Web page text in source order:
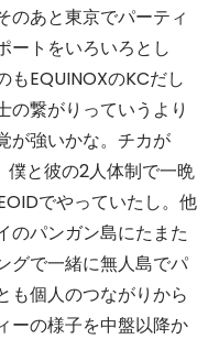
のあと東京でパーティ
ートをいろいろとし
もEQUINOXのKCだし
の繋がりっていうより
が強いかな。チカが
と彼の2人体制で一晩
でやっていたし。他
のパンガン島にたまた
グで一緒に無人島でパ
も個人のつながりから
ーの様子を中盤以降か